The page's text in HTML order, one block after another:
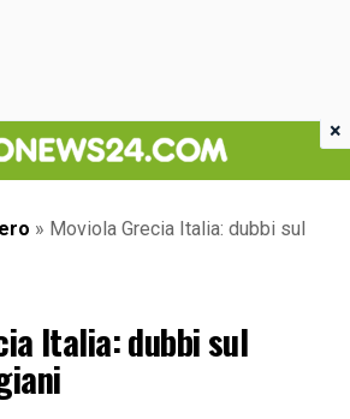
» Moviola Grecia Italia: dubbi sul
Italia: dubbi sul
×